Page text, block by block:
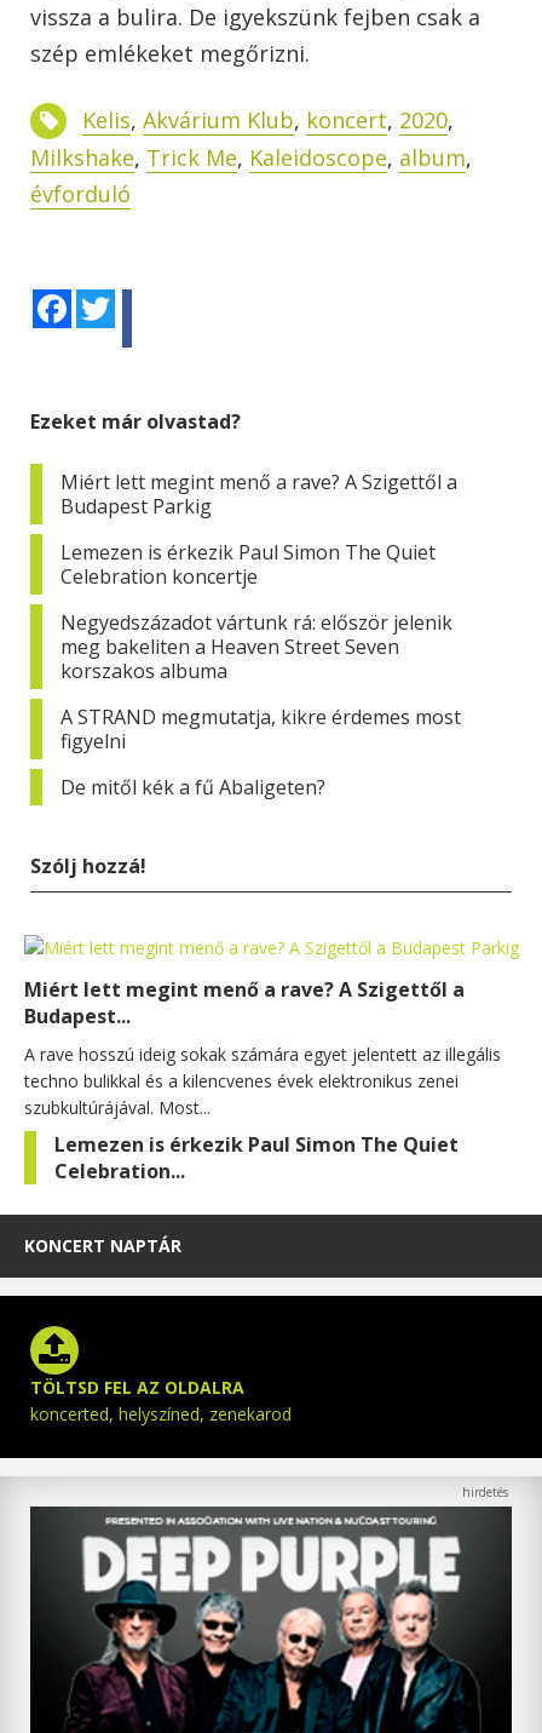
vissza a bulira. De igyekszünk fejben csak a
szép emlékeket megőrizni.
Kelis, Akvárium Klub, koncert, 2020,
Milkshake, Trick Me, Kaleidoscope, album,
évforduló
Facebook
Ezeket már olvastad?
Miért lett megint menő a rave? A Szigettől a
Budapest Parkig
Lemezen is érkezik Paul Simon The Quiet
Celebration koncertje
Negyedszázadot vártunk rá: először jelenik
meg bakeliten a Heaven Street Seven
korszakos albuma
A STRAND megmutatja, kikre érdemes most
figyelni
De mitől kék a fű Abaligeten?
Szólj hozzá!
Miért lett megint menő a rave? A Szigettől a
Budapest...
A rave hosszú ideig sokak számára egyet jelentett az illegális
techno bulikkal és a kilencvenes évek elektronikus zenei
szubkultúrájával. Most...
Lemezen is érkezik Paul Simon The Quiet
Celebration...
KONCERT NAPTÁR
TÖLTSD FEL AZ OLDALRA
koncerted, helyszíned, zenekarod